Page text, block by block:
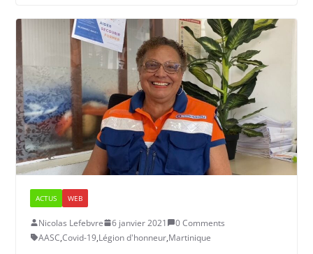
ACTUS WEB
Nicolas Lefebvre 6 janvier 2021
0 Comments
AASC,Covid-19,Légion d'honneur,Martinique